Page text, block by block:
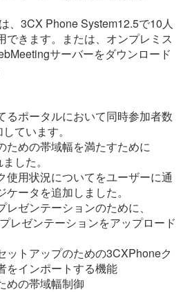
、3CX Phone System12.5で10人
できます。または、オンプレミス
サーバーをダウンロード
るポータルにおいて同時参加者数
ています。
ための帯域幅を満たすために
した。
使用状況についてをユーザーに通
ータを追加しました。
レゼンテーションのために、
レゼンテーションをアップロード
ットアップのための3CXPhoneク
をインポートする機能
めの帯域幅制御